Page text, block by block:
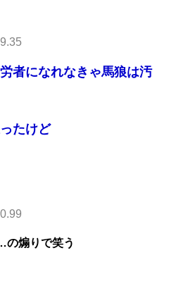
者になれなきゃ馬狼は汚
たけど
の煽りで笑う